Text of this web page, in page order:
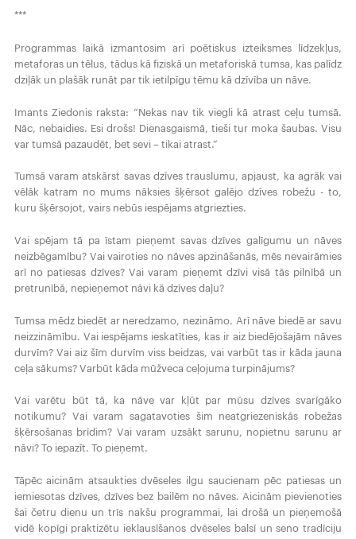
***
Programmas laikā izmantosim arī poētiskus izteiksmes līdzekļus,
metaforas un tēlus, tādus kā fiziskā un metaforiskā tumsa, kas palīdz
dziļāk un plašāk runāt par tik ietilpīgu tēmu kā dzīvība un nāve.
Imants Ziedonis raksta: “Nekas nav tik viegli kā atrast ceļu tumsā.
Nāc, nebaidies. Esi drošs! Dienasgaismā, tieši tur moka šaubas. Visu
var tumsā pazaudēt, bet sevi – tikai atrast.”
Tumsā varam atskārst savas dzīves trauslumu, apjaust, ka agrāk vai
vēlāk katram no mums nāksies šķērsot galējo dzīves robežu - to,
kuru šķērsojot, vairs nebūs iespējams atgriezties.
Vai spējam tā pa īstam pieņemt savas dzīves galīgumu un nāves
neizbēgamību? Vai vairoties no nāves apzināšanās, mēs nevairāmies
arī no patiesas dzīves? Vai varam pieņemt dzīvi visā tās pilnībā un
pretrunībā, nepieņemot nāvi kā dzīves daļu?
Tumsa mēdz biedēt ar neredzamo, nezināmo. Arī nāve biedē ar savu
neizzināmību. Vai iespējams ieskatīties, kas ir aiz biedējošajām nāves
durvīm? Vai aiz šīm durvīm viss beidzas, vai varbūt tas ir kāda jauna
ceļa sākums? Varbūt kāda mūžveca ceļojuma turpinājums?
Vai varētu būt tā, ka nāve var kļūt par mūsu dzīves svarīgāko
notikumu? Vai varam sagatavoties šim neatgriezeniskās robežas
šķērsošanas brīdim? Vai varam uzsākt sarunu, nopietnu sarunu ar
nāvi? To iepazīt. To pieņemt.
Tāpēc aicinām atsaukties dvēseles ilgu saucienam pēc patiesas un
iemiesotas dzīves, dzīves bez bailēm no nāves. Aicinām pievienoties
šai četru dienu un trīs nakšu programmai, lai drošā un pieņemošā
vidē kopīgi praktizētu ieklausīšanos dvēseles balsī un seno tradīciju